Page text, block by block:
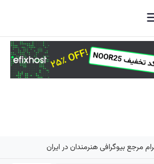
مرجع بیوگرافی هنرمندان در ایران